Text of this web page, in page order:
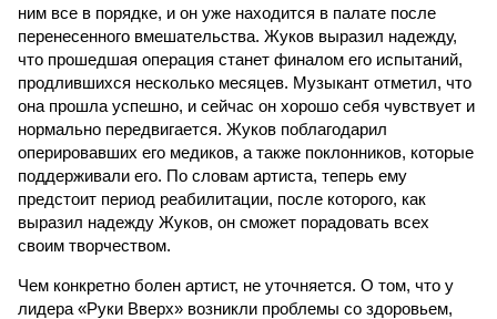
ним все в порядке, и он уже находится в палате после
перенесенного вмешательства. Жуков выразил надежду,
что прошедшая операция станет финалом его испытаний,
продлившихся несколько месяцев. Музыкант отметил, что
она прошла успешно, и сейчас он хорошо себя чувствует и
нормально передвигается. Жуков поблагодарил
оперировавших его медиков, а также поклонников, которые
поддерживали его. По словам артиста, теперь ему
предстоит период реабилитации, после которого, как
выразил надежду Жуков, он сможет порадовать всех
своим творчеством.
Чем конкретно болен артист, не уточняется. О том, что у
лидера «Руки Вверх» возникли проблемы со здоровьем,